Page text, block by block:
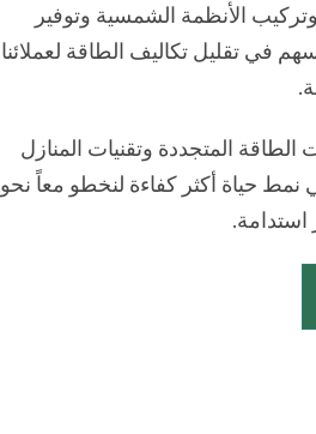
الأنظمة الشمسية وتوفير
في تقليل تكاليف الطاقة لعملائنا
المتجددة وتقنيات المنازل
نمط حياة أكثر كفاءة لنخطو معاً نحو
استدامة.